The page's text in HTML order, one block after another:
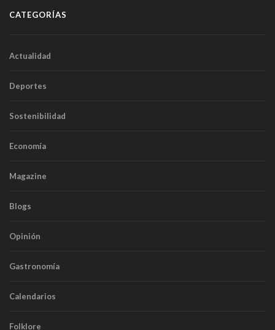
CATEGORÍAS
Actualidad
Deportes
Sostenibilidad
Economía
Magazine
Blogs
Opinión
Gastronomía
Calendarios
Folklore